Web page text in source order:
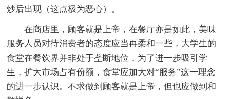
炒后出现（这点极为恶心）。
在商店里，顾客就是上帝，在餐厅亦是如此，美味
服务人员对待消费者的态度应当再柔和一些，大学生的
食堂在餐饮界并非处于垄断地位，为了进一步吸引学
生，扩大市场占有份额，食堂应加大对“服务”这一理念
的进一步认识。不求做到顾客就是上帝，但也应做到和